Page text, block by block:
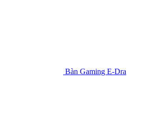
Bàn Gaming E-Dra